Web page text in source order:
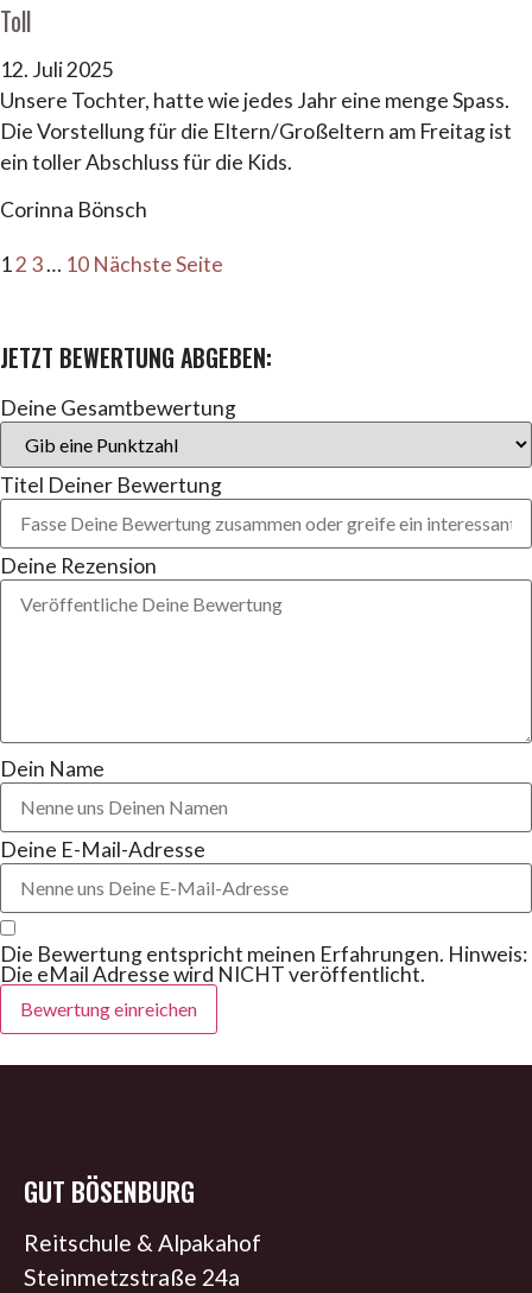
Toll
12. Juli 2025
Unsere Tochter, hatte wie jedes Jahr eine menge Spass.
Die Vorstellung für die Eltern/Großeltern am Freitag ist
ein toller Abschluss für die Kids.
Corinna Bönsch
12 3… 10 Nächste Seite
JETZT BEWERTUNG ABGEBEN:
Deine Gesamtbewertung
Titel Deiner Bewertung
Deine Rezension
Dein Name
Deine E-Mail-Adresse
Die Bewertung entspricht meinen Erfahrungen. Hinweis:
Die eMail Adresse wird NICHT veröffentlicht.
Bewertung einreichen
GUT BÖSENBURG
Reitschule & Alpakahof
Steinmetzstraße 24a